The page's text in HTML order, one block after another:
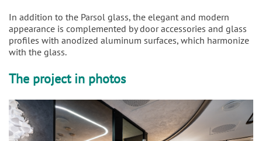
In addition to the Parsol glass, the elegant and modern
appearance is complemented by door accessories and glass
profiles with anodized aluminum surfaces, which harmonize
with the glass.
The project in photos